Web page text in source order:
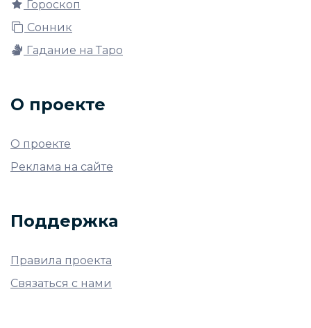
Гороскоп
Сонник
Гадание на Таро
О проекте
О проекте
Реклама на сайте
Поддержка
Правила проекта
Связаться с нами